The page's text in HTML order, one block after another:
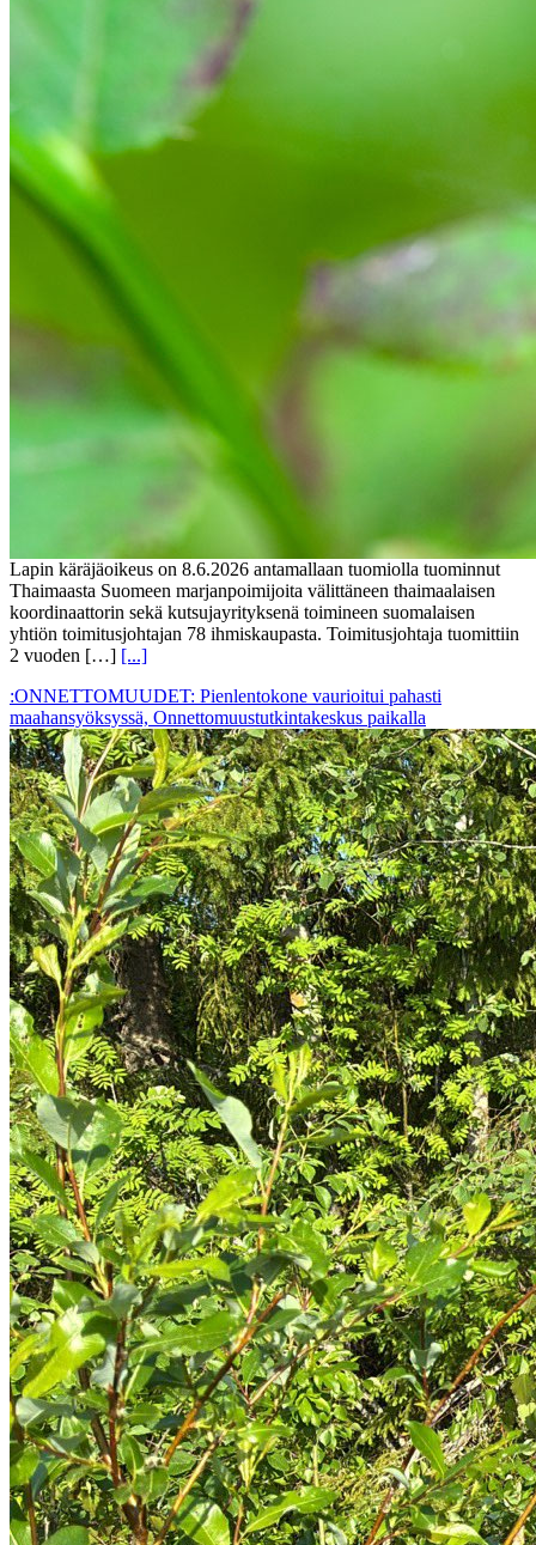
Lapin käräjäoikeus on 8.6.2026 antamallaan tuomiolla tuominnut
Thaimaasta Suomeen marjanpoimijoita välittäneen thaimaalaisen
koordinaattorin sekä kutsujayrityksenä toimineen suomalaisen
yhtiön toimitusjohtajan 78 ihmiskaupasta. Toimitusjohtaja tuomittiin
2 vuoden […] [...]
:ONNETTOMUUDET: Pienlentokone vaurioitui pahasti
maahansyöksyssä, Onnettomuustutkintakeskus paikalla